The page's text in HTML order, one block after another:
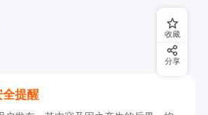
提醒
收藏
分享